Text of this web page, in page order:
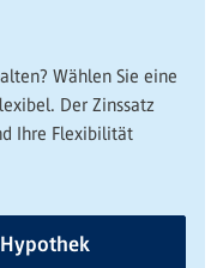
Wählen Sie eine
Der Zinssatz
Ihre Flexibilität